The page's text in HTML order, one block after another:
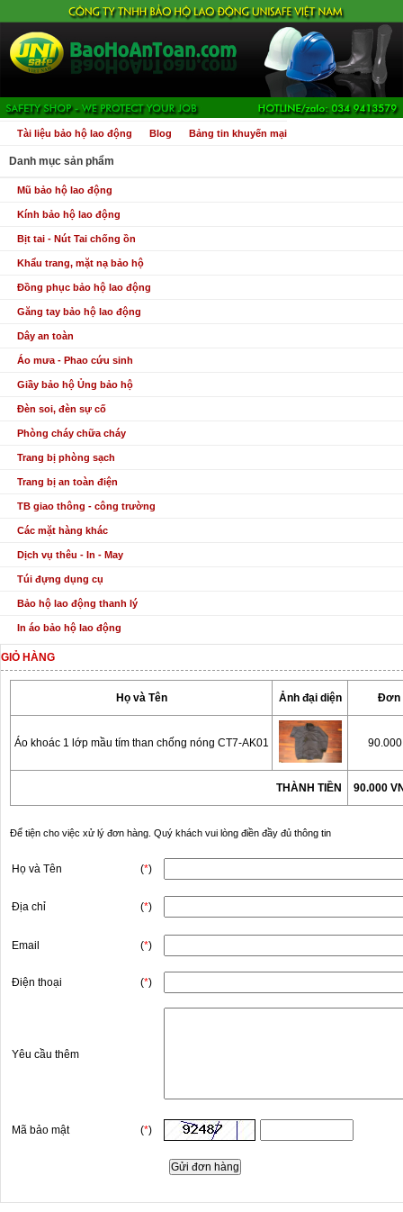
Tài liệu bảo hộ lao động Blog Bảng tin khuyến mại
Danh mục sản phẩm
Mũ bảo hộ lao động
Kính bảo hộ lao động
Bịt tai - Nút Tai chống ồn
Khẩu trang, mặt nạ bảo hộ
Đồng phục bảo hộ lao động
Găng tay bảo hộ lao động
Dây an toàn
Áo mưa - Phao cứu sinh
Giầy bảo hộ Ủng bảo hộ
Đèn soi, đèn sự cố
Phòng cháy chữa cháy
Trang bị phòng sạch
Trang bị an toàn điện
TB giao thông - công trường
Các mặt hàng khác
Dịch vụ thêu - In - May
Túi đựng dụng cụ
Bảo hộ lao động thanh lý
In áo bảo hộ lao động
GIỎ HÀNG
Họ và Tên Ảnh đại diện Đơn
Áo khoác 1 lớp mầu tím than chống nóng CT7-AK01
THÀNH TIỀN 90.000
Để tiện cho việc xử lý đơn hàng. Quý khách vui lòng điền đầy đủ thông tin
Họ và Tên (*)
Địa chỉ (*)
Email (*)
Điện thoại (*)
Yêu cầu thêm
Mã bảo mật (*)